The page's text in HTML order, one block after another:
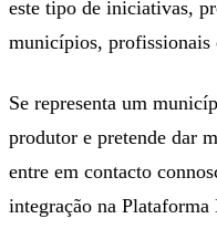
este tipo de iniciativas,
municípios, profissionais
Se representa um
produtor e pretende dar
entre em contacto
integração na